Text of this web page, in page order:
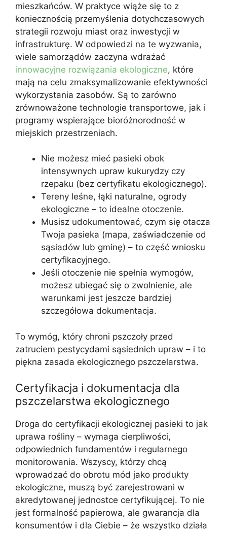
mieszkańców. W praktyce wiąże się to z
koniecznością przemyślenia dotychczasowych
strategii rozwoju miast oraz inwestycji w
infrastrukturę. W odpowiedzi na te wyzwania,
wiele samorządów zaczyna wdrażać
innowacyjne rozwiązania ekologiczne, które
mają na celu zmaksymalizowanie efektywności
wykorzystania zasobów. Są to zarówno
zrównoważone technologie transportowe, jak i
programy wspierające bioróżnorodność w
miejskich przestrzeniach.
Nie możesz mieć pasieki obok
intensywnych upraw kukurydzy czy
rzepaku (bez certyfikatu ekologicznego).
Tereny leśne, łąki naturalne, ogrody
ekologiczne – to idealne otoczenie.
Musisz udokumentować, czym się otacza
Twoja pasieka (mapa, zaświadczenie od
sąsiadów lub gminę) – to część wniosku
certyfikacyjnego.
Jeśli otoczenie nie spełnia wymogów,
możesz ubiegać się o zwolnienie, ale
warunkami jest jeszcze bardziej
szczegółowa dokumentacja.
To wymóg, który chroni pszczoły przed
zatruciem pestycydami sąsiednich upraw – i to
piękna zasada ekologicznego pszczelarstwa.
Certyfikacja i dokumentacja dla
pszczelarstwa ekologicznego
Droga do certyfikacji ekologicznej pasieki to jak
uprawa rośliny – wymaga cierpliwości,
odpowiednich fundamentów i regularnego
monitorowania. Wszyscy, którzy chcą
wprowadzać do obrotu mód jako produkty
ekologiczne, muszą być zarejestrowani w
akredytowanej jednostce certyfikującej. To nie
jest formalność papierowa, ale gwarancja dla
konsumentów i dla Ciebie – że wszystko działa